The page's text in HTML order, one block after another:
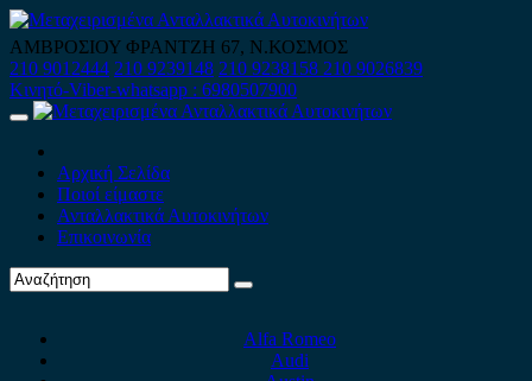
Skip
to
content
ΑΜΒΡΟΣΙΟΥ ΦΡΑΝΤΖΗ 67, Ν.ΚΟΣΜΟΣ
210 9012444 210 9239148 210 9238158 210 9026839
Κινητό-Viber-whatsapp : 6980507900
Primary
Αρχική Σελίδα
Ποιοί είμαστε
Ανταλλακτικά Αυτοκινήτων
Επικοινωνία
Alfa Romeo
Audi